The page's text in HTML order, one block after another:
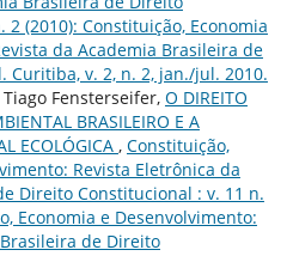
(2010): Constituição, Economia
da Academia Brasileira de
Curitiba, v. 2, n. 2, jan./jul. 2010.
Fensterseifer, O DIREITO
BRASILEIRO E A
ECOLÓGICA , Constituição,
Revista Eletrônica da
Direito Constitucional : v. 11 n.
Economia e Desenvolvimento:
de Direito